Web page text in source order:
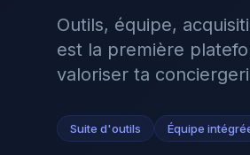
Outils, équipe,
est la première
valoriser ta
Suite d'outils Équipe